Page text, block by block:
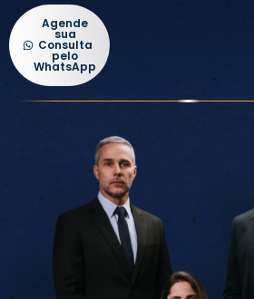
Agende
sua
Consulta
pelo
WhatsApp